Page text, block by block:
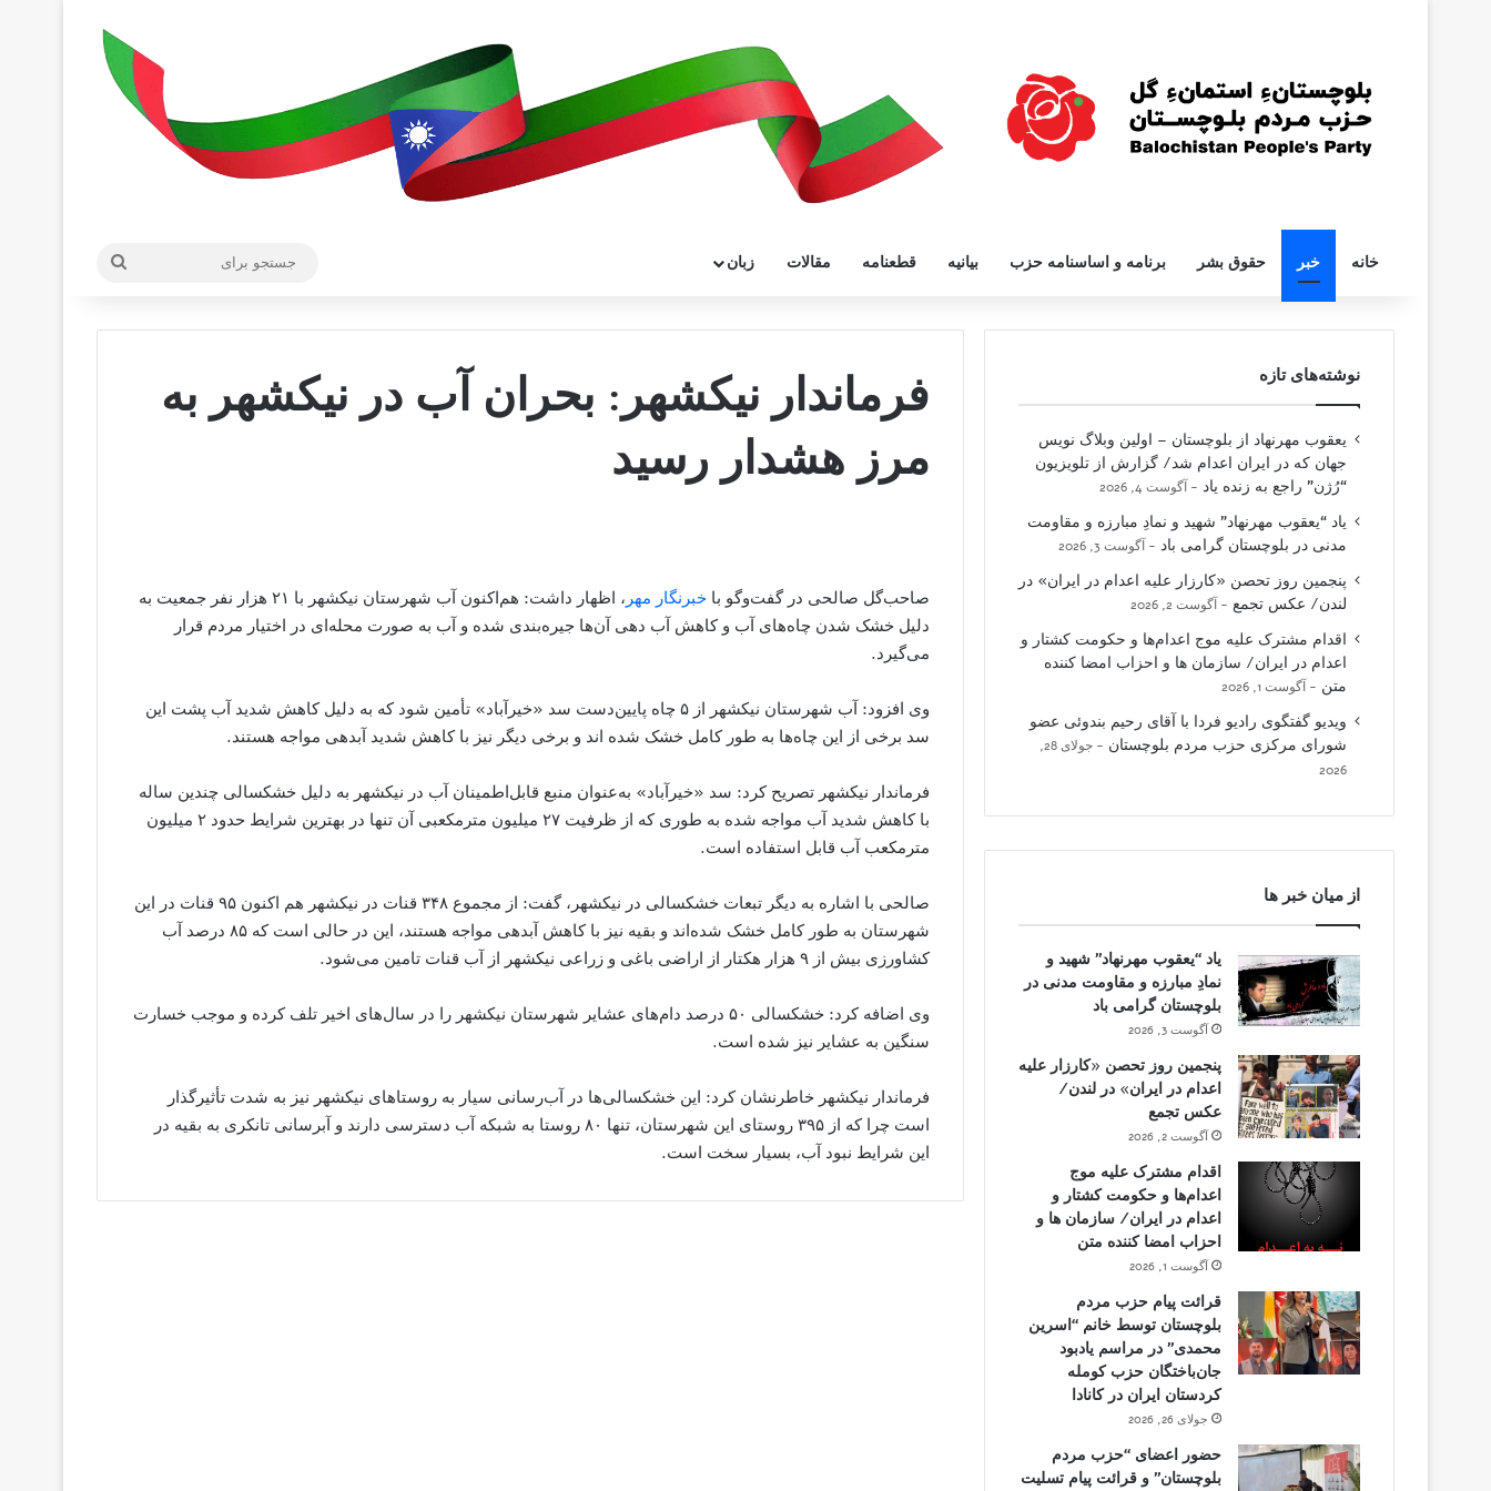
خانه خبر حقوق بشر برنامه و اساسنامه حزب بیانیه قطعنامه مقالات زبان
فرماندار نیکشهر: بحران آب در نیکشهر به
مرز هشدار رسید
صاحب‌گل صالحی در گفت‌وگو با خبرنگار مهر
، اظهار داشت: هم‌اکنون آب شهرستان نیکشهر با ۲۱ هزار نفر جمعیت به
دلیل خشک شدن چاه‌های آب و کاهش آب دهی آن‌ها جیره‌بندی شده و آب به ‌صورت محله‌ای در اختیار مردم قرار
می‌گیرد.
وی افزود: آب شهرستان نیکشهر از ۵ چاه پایین‌دست سد «خیرآباد» تأمین شود که به دلیل کاهش شدید آب پشت این
سد برخی از این چاه‌ها به ‌طور کامل خشک شده اند و برخی دیگر نیز با کاهش شدید آبدهی مواجه هستند.
فرماندار نیکشهر تصریح کرد: سد «خیرآباد» به‌عنوان منبع قابل‌اطمینان آب در نیکشهر به دلیل خشکسالی‌ چندین ساله
با کاهش شدید آب مواجه شده به‌ طوری‌ که از ظرفیت ۲۷ میلیون مترمکعبی آن تنها در بهترین شرایط حدود ۲ میلیون
مترمکعب آب قابل‌ استفاده است.
صالحی با اشاره به دیگر تبعات خشکسالی در نیکشهر، گفت: از مجموع ۳۴۸ قنات در نیکشهر هم ‌اکنون ۹۵ قنات در این
شهرستان به ‌طور کامل خشک ‌شده‌اند و بقیه نیز با کاهش آبدهی مواجه هستند، این در حالی است که ۸۵ درصد آب
کشاورزی بیش از ۹ هزار هکتار از اراضی باغی و زراعی نیکشهر از آب قنات تامین می‌شود.
وی اضافه کرد: خشکسالی‌ ۵۰ درصد دام‌های عشایر شهرستان نیکشهر را در سال‌های اخیر تلف‌ کرده و موجب خسارت
سنگین به عشایر نیز شده است.
فرماندار نیکشهر خاطرنشان کرد: این خشکسالی‌ها در آب‌رسانی سیار به روستاهای نیکشهر نیز به ‌شدت تأثیرگذار
است چرا که از ۳۹۵ روستای این شهرستان، تنها ۸۰ روستا به شبکه آب دسترسی دارند و آبرسانی تانکری به بقیه در
این شرایط نبود آب، بسیار سخت است.
نوشته‌های تازه
یعقوب مهرنهاد از بلوچستان – اولین وبلاگ نویس
جهان که در ایران اعدام شد/ گزارش از تلویزیون
“رُژن” راجع به زنده یاد
آگوست 4, 2026
یاد “یعقوب مهرنهاد” شهید و نمادِ مبارزه و مقاومت
مدنی در بلوچستان گرامی باد
آگوست 3, 2026
پنجمین روز تحصن «کارزار علیه اعدام در ایران» در
لندن/ عکس تجمع
آگوست 2, 2026
اقدام مشترک علیه موج اعدام‌ها و حکومت کشتار و
اعدام در ایران/ سازمان ها و احزاب امضا کننده
متن
آگوست 1, 2026
ویدیو گفتگوی رادیو فردا با آقای رحیم بندوئی عضو
شورای مرکزی حزب مردم بلوچستان
جولای 28,
2026
از میان خبر ها
یاد “یعقوب مهرنهاد” شهید و
نمادِ مبارزه و مقاومت مدنی در
بلوچستان گرامی باد
آگوست 3, 2026
پنجمین روز تحصن «کارزار علیه
اعدام در ایران» در لندن/
عکس تجمع
آگوست 2, 2026
اقدام مشترک علیه موج
اعدام‌ها و حکومت کشتار و
اعدام در ایران/ سازمان ها و
احزاب امضا کننده متن
آگوست 1, 2026
قرائت پیام حزب مردم
بلوچستان توسط خانم “اسرین
محمدی” در مراسم یادبود
جان‌باختگان حزب کومله
کردستان ایران در کانادا
جولای 26, 2026
حضور اعضای “حزب مردم
بلوچستان” و قرائت پیام تسلیت